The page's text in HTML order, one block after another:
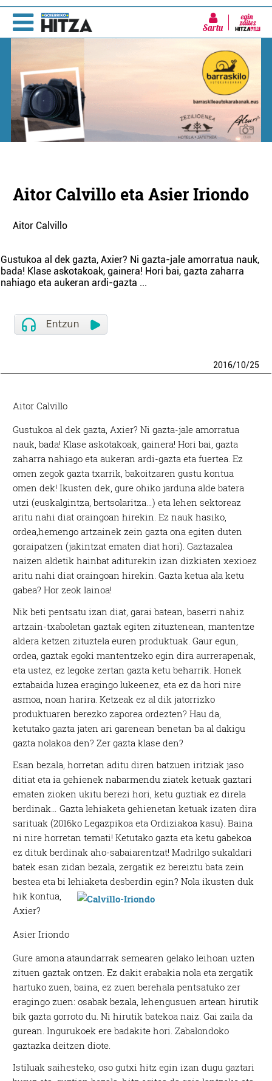
Sartu
Aitor Calvillo eta Asier Iriondo
Aitor Calvillo
Gustukoa al dek gazta, Axier? Ni gazta-jale amorratua nauk,
bada! Klase askotakoak, gainera! Hori bai, gazta zaharra
nahiago eta aukeran ardi-gazta ...
2016/10/25
Aitor Calvillo
Gustukoa al dek gazta, Axier? Ni gazta-jale amorratua
nauk, bada! Klase askotakoak, gainera! Hori bai, gazta
zaharra nahiago eta aukeran ardi-gazta eta fuertea. Ez
omen zegok gazta txarrik, bakoitzaren gustu kontua
omen dek! Ikusten dek, gure ohiko jarduna alde batera
utzi (euskalgintza, bertsolaritza…) eta lehen sektoreaz
aritu nahi diat oraingoan hirekin. Ez nauk hasiko,
ordea,hemengo artzainek zein gazta ona egiten duten
goraipatzen (jakintzat ematen diat hori). Gaztazalea
naizen aldetik hainbat aditurekin izan dizkiaten xexioez
aritu nahi diat oraingoan hirekin. Gazta ketua ala ketu
gabea? Hor zeok lainoa!
Nik beti pentsatu izan diat, garai batean, baserri nahiz
artzain-txaboletan gaztak egiten zituztenean, mantentze
aldera ketzen zituztela euren produktuak. Gaur egun,
ordea, gaztak egoki mantentzeko egin dira aurrerapenak,
eta ustez, ez legoke zertan gazta ketu beharrik. Honek
eztabaida luzea eragingo lukeenez, eta ez da hori nire
asmoa, noan harira. Ketzeak ez al dik jatorrizko
produktuaren berezko zaporea ordezten? Hau da,
ketutako gazta jaten ari garenean benetan ba al dakigu
gazta nolakoa den? Zer gazta klase den?
Esan bezala, horretan aditu diren batzuen iritziak jaso
ditiat eta ia gehienek nabarmendu ziatek ketuak gaztari
ematen zioken ukitu berezi hori, ketu guztiak ez direla
berdinak… Gazta lehiaketa gehienetan ketuak izaten dira
sarituak (2016ko Legazpikoa eta Ordiziakoa kasu). Baina
ni nire horretan temati! Ketutako gazta eta ketu gabekoa
ez dituk berdinak aho-sabaiarentzat! Madrilgo sukaldari
batek esan zidan bezala, zergatik ez bereiztu bata zein
bestea eta bi lehiaketa desberdin egin?Nola ikusten duk
hik kontua,
Axier?
Asier Iriondo
Gure amona ataundarrak semearen gelako leihoan uzten
zituen gaztak ontzen. Ez dakit erabakia nola eta zergatik
hartuko zuen, baina, ez zuen berehala pentsatuko zer
eragingo zuen: osabak bezala, lehengusuen artean hirutik
bik gazta gorroto du. Ni hirutik batekoa naiz. Gai zaila da
gurean. Ingurukoek ere badakite hori. Zabalondoko
gaztazka deitzen diote.
Istiluak saihesteko, oso gutxi hitz egin izan dugu gaztari